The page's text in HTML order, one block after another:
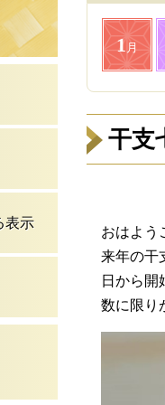
1月
干支
おはよう
来年の干
日から開
数に限り
表示